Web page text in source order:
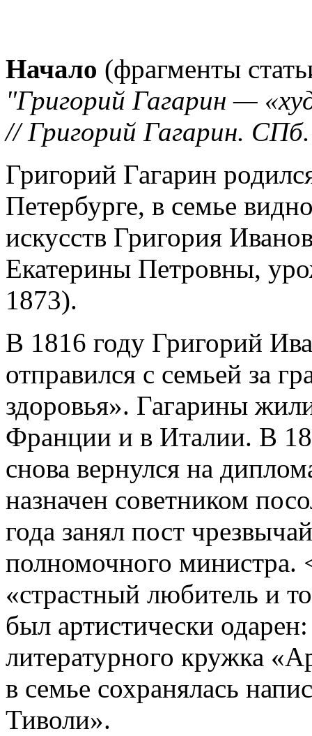
Начало (фрагменты
"Григорий Гагарин —
// Григорий Гагарин.
Григорий Гагарин
Петербурге, в семье
искусств Григория
Екатерины Петровны,
1873).
В 1816 году Григорий
отправился с семьей за
здоровья». Гагарины
Франции и в Италии. В
снова вернулся на
назначен советником
года занял пост
полномочного
«страстный любитель и
был артистически
литературного кружка
в семье сохранялась
Тиволи».